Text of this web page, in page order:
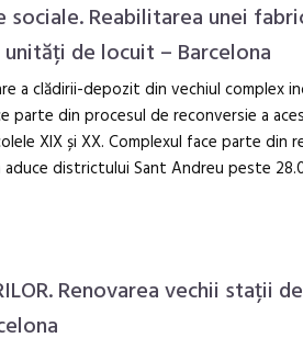
sociale. Reabilitarea unei
de locuit – Barcelona
a clădirii-depozit din vechiul complex
parte din procesul de reconversie a
XIX și XX. Complexul face parte din
districtului Sant Andreu peste
Renovarea vechii stații